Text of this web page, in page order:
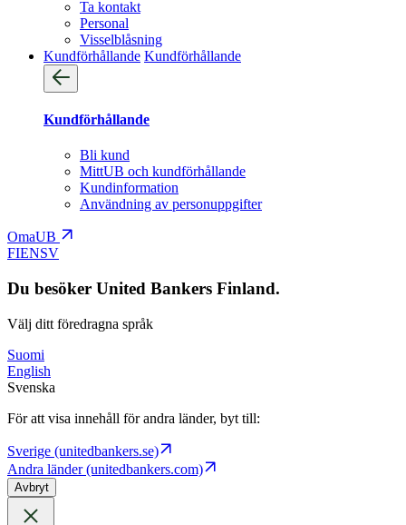
Ta kontakt
Personal
Visselblåsning
Kundförhållande Kundförhållande
Kundförhållande
Bli kund
MittUB och kundförhållande
Kundinformation
Användning av personuppgifter
OmaUB
FIENSV
Du besöker United Bankers Finland.
Välj ditt föredragna språk
Suomi
English
Svenska
För att visa innehåll för andra länder, byt till:
Sverige (unitedbankers.se)
Andra länder (unitedbankers.com)
Avbryt